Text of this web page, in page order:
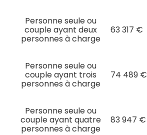
Personne seule ou
couple ayant deux
personnes à charge
63 317 €
Personne seule ou
couple ayant trois
personnes à charge
74 489 €
Personne seule ou
couple ayant quatre
personnes à charge
83 947 €